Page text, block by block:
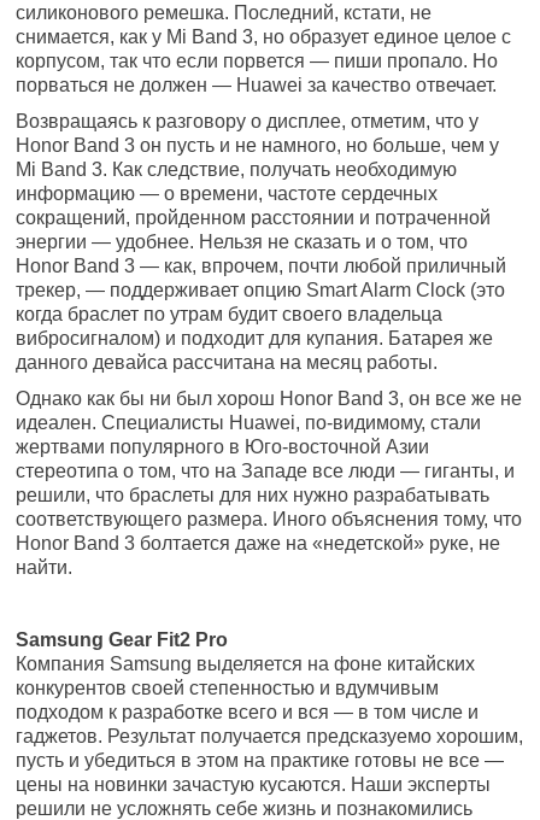
силиконового ремешка. Последний, кстати, не
снимается, как у Mi Band 3, но образует единое целое с
корпусом, так что если порвется — пиши пропало. Но
порваться не должен — Huawei за качество отвечает.
Возвращаясь к разговору о дисплее, отметим, что у
Honor Band 3 он пусть и не намного, но больше, чем у
Mi Band 3. Как следствие, получать необходимую
информацию — о времени, частоте сердечных
сокращений, пройденном расстоянии и потраченной
энергии — удобнее. Нельзя не сказать и о том, что
Honor Band 3 — как, впрочем, почти любой приличный
трекер, — поддерживает опцию Smart Alarm Clock (это
когда браслет по утрам будит своего владельца
вибросигналом) и подходит для купания. Батарея же
данного девайса рассчитана на месяц работы.
Однако как бы ни был хорош Honor Band 3, он все же не
идеален. Специалисты Huawei, по-видимому, стали
жертвами популярного в Юго-восточной Азии
стереотипа о том, что на Западе все люди — гиганты, и
решили, что браслеты для них нужно разрабатывать
соответствующего размера. Иного объяснения тому, что
Honor Band 3 болтается даже на «недетской» руке, не
найти.
Samsung Gear Fit2 Pro
Компания Samsung выделяется на фоне китайских
конкурентов своей степенностью и вдумчивым
подходом к разработке всего и вся — в том числе и
гаджетов. Результат получается предсказуемо хорошим,
пусть и убедиться в этом на практике готовы не все —
цены на новинки зачастую кусаются. Наши эксперты
решили не усложнять себе жизнь и познакомились